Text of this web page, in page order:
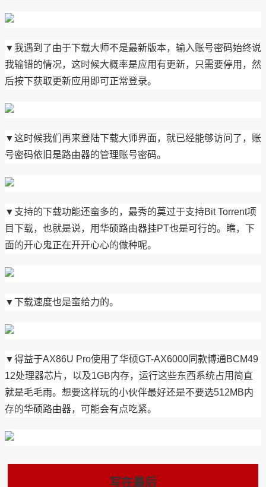
▼我遇到了由于下载大师不是最新版本，输入账号密码始终说
我输错的情况，这时候大概率是应用有更新，只需要停用，然
后按下获取更新应用即可正常登录。
▼这时候我们再来登陆下载大师界面，就已经能够访问了，账
号密码依旧是路由器的管理账号密码。
▼支持的下载功能还蛮多的，最秀的莫过于支持Bit Torrent项
目下载，也就是说，用华硕路由器挂PT也是可行的。瞧，下
面的开心鬼正在开开心心的做种呢。
▼下载速度也是蛮给力的。
▼得益于AX86U Pro使用了华硕GT-AX6000同款博通BCM49
12处理器芯片，以及1GB内存，运行这些东西系统占用简直
就是毛毛雨。想要这样玩的小伙伴最好还是不要选512MB内
存的华硕路由器，可能会有点吃紧。
写在最后